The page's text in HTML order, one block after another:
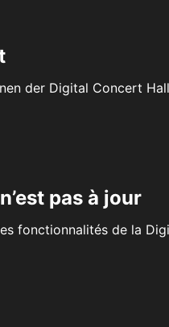
der Digital Concert
pas à jour
fonctionnalités de la